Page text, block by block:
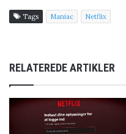
Tags Maniac Netflix
RELATEREDE ARTIKLER